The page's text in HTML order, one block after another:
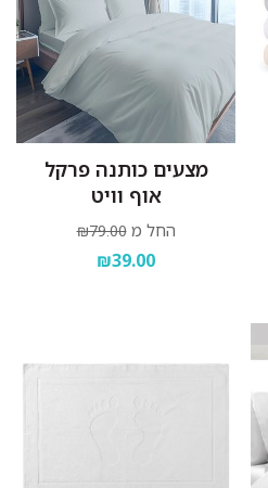
מצעים כותנה פרקל
אוף וויט
החל מ ₪79.00
₪39.00